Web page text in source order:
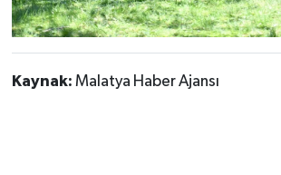
Kaynak: Malatya Haber Ajansı